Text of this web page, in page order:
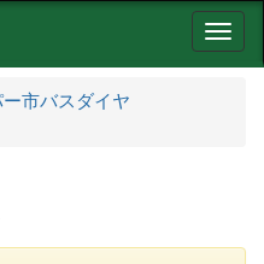
ナ
ビ
市バスダイヤ